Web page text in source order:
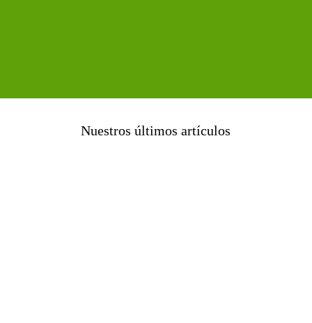
Nuestros últimos artículos